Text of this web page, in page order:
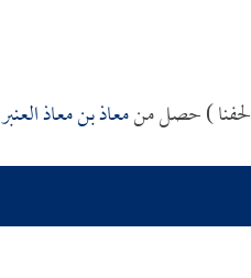
لحفنا ) حصل منمعاذ بن معاذ